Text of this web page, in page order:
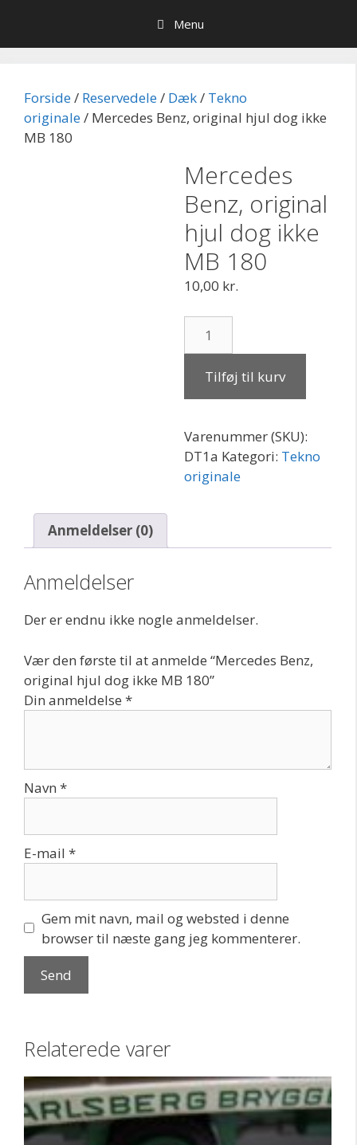
indhold
Menu
Forside/ Reservedele/ Dæk/ Tekno
originale/ Mercedes Benz, original hjul dog ikke
MB 180
Mercedes
Benz, original
hjul dog ikke
MB 180
10,00 kr.
Benz,
dog
MB
180
antal
Tilføj til kurv
Varenummer (SKU):
DT1a Kategori: Tekno
originale
Anmeldelser (0)
Anmeldelser
Der er endnu ikke nogle anmeldelser.
Vær den første til at anmelde “Mercedes Benz,
original hjul dog ikke MB 180”
Din anmeldelse *
Navn *
E-mail *
Gem mit navn, mail og websted i denne
browser til næste gang jeg kommenterer.
Relaterede varer